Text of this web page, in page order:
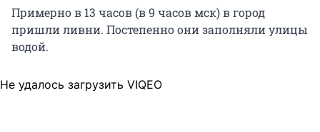
Примерно в 13 часов (в 9 часов мск) в город
пришли ливни. Постепенно они заполняли улицы
водой.
Не удалось загрузить VIQEO